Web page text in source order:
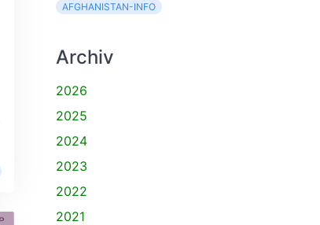
AFGHANISTAN-INFO
Archiv
2026
2025
2024
2023
2022
2021